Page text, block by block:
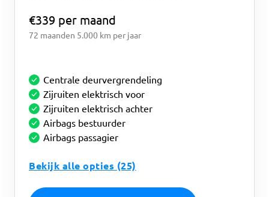
€339 per maand
72 maanden 5.000 km per jaar
Centrale deurvergrendeling
Zijruiten elektrisch voor
Zijruiten elektrisch achter
Airbags bestuurder
Airbags passagier
Bekijk alle opties (25)